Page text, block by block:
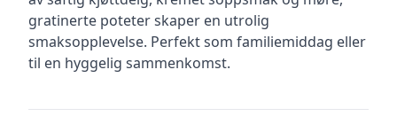
gratinerte poteter skaper en utrolig
smaksopplevelse. Perfekt som familiemiddag eller
til en hyggelig sammenkomst.